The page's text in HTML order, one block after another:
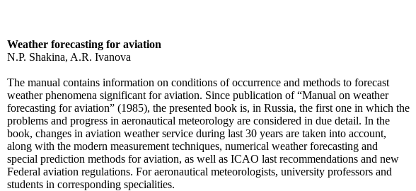
Weather forecasting for aviation
N.P. Shakina, A.R. Ivanova
The manual contains information on conditions of occurrence and methods to forecast
weather phenomena significant for aviation. Since publication of “Manual on weather
forecasting for aviation” (1985), the presented book is, in Russia, the first one in which the
problems and progress in aeronautical meteorology are considered in due detail. In the
book, changes in aviation weather service during last 30 years are taken into account,
along with the modern measurement techniques, numerical weather forecasting and
special prediction methods for aviation, as well as ICAO last recommendations and new
Federal aviation regulations. For aeronautical meteorologists, university professors and
students in corresponding specialities.